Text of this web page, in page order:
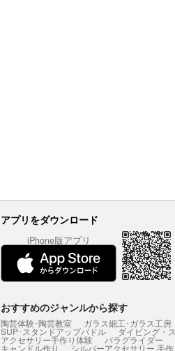
アプリをダウンロード
iPhone版アプリ
おすすめのジャンルから探す
陶芸体験･陶芸教室 ガラス細工･ガラス工房
SUP･スタンドアップパドル ダイビング・
アクセサリー手作り体験 パラグライダー
キャンドル作り シルバーアクセサリー 手